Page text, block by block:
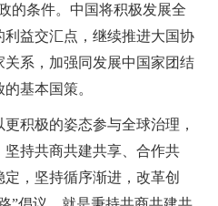
的条件。中国将积极发展全
益交汇点，继续推进大国协
系，加强同发展中国家团结
基本国策。
积极的姿态参与全球治理，
持共商共建共享、合作共
，坚持循序渐进，改革创